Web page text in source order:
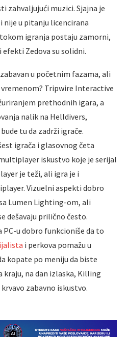
zahvaljujući muzici. Sjajna je
u pitanju licencirana
igranja postaju zamorni,
Zedova su solidni.
u početnim fazama, ali
Tripwire Interactive
prethodnih igara, a
nalik na Helldivers,
tu da zadrži igrače.
igrača i glasovnog četa
iskustvo koje je serijal
je teži, ali igra je i
Vizuelni aspekti dobro
Lumen Lighting-om, ali
dešavaju prilično često.
PC-u dobro funkcioniše da to
i perkova pomažu u
kopate po meniju da biste
kraju, na dan izlaska, Killing
zabavno iskustvo.